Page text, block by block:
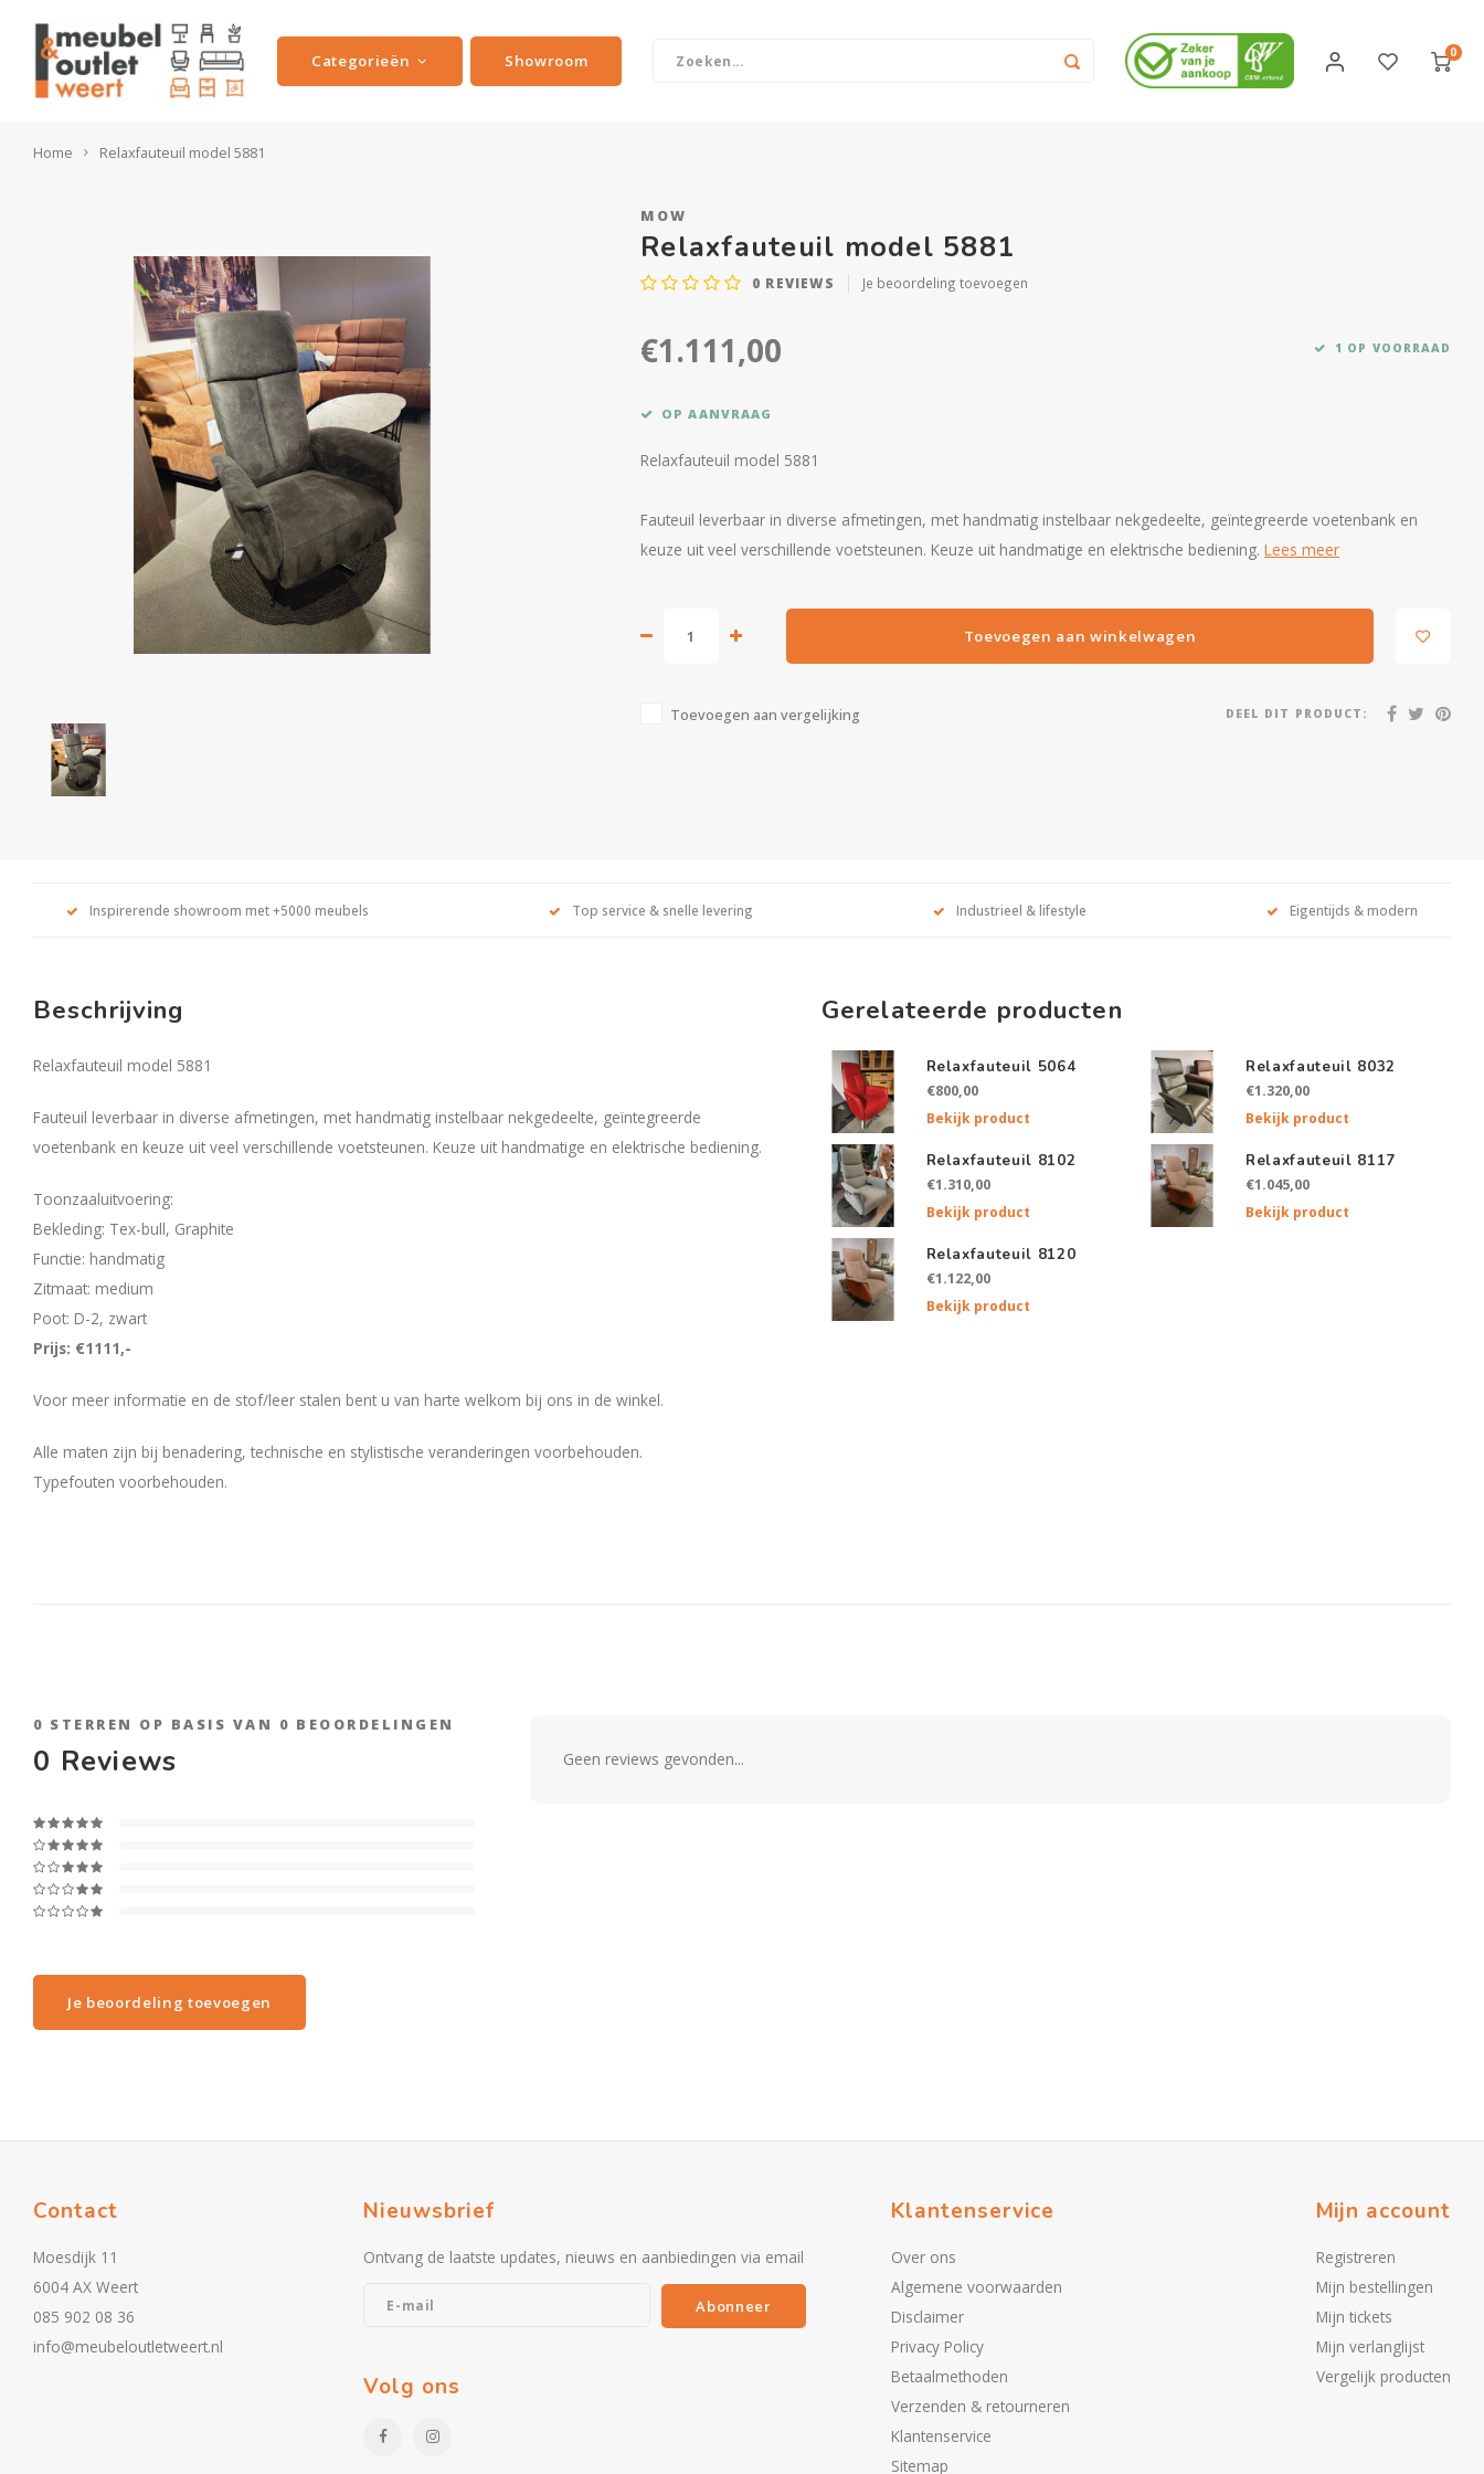
Categorieën Showroom 0
Home Relaxfauteuil model 5881
MOW
Relaxfauteuil model 5881
0 REVIEWS Je beoordeling toevoegen
€1.111,00 1 OP VOORRAAD
OP AANVRAAG
Relaxfauteuil model 5881
Fauteuil leverbaar in diverse afmetingen, met handmatig instelbaar nekgedeelte, geïntegreerde voetenbank en
keuze uit veel verschillende voetsteunen. Keuze uit handmatige en elektrische bediening. Lees meer
Toevoegen aan winkelwagen
Toevoegen aan vergelijking DEEL DIT PRODUCT:
Inspirerende showroom met +5000 meubels Top service & snelle levering Industrieel & lifestyle Eigentijds & modern
Beschrijving
Relaxfauteuil model 5881
Fauteuil leverbaar in diverse afmetingen, met handmatig instelbaar nekgedeelte, geïntegreerde
voetenbank en keuze uit veel verschillende voetsteunen. Keuze uit handmatige en elektrische bediening.
Toonzaaluitvoering:
Bekleding: Tex-bull, Graphite
Functie: handmatig
Zitmaat: medium
Poot: D-2, zwart
Prijs: €1111,-
Voor meer informatie en de stof/leer stalen bent u van harte welkom bij ons in de winkel.
Alle maten zijn bij benadering, technische en stylistische veranderingen voorbehouden.
Typefouten voorbehouden.
Gerelateerde producten
Relaxfauteuil 5064
€800,00
Bekijk product
Relaxfauteuil 8032
€1.320,00
Bekijk product
Relaxfauteuil 8102
€1.310,00
Bekijk product
Relaxfauteuil 8117
€1.045,00
Bekijk product
Relaxfauteuil 8120
€1.122,00
Bekijk product
0 STERREN OP BASIS VAN 0 BEOORDELINGEN
0 Reviews
Je beoordeling toevoegen
Geen reviews gevonden...
Contact
Moesdijk 11
6004 AX Weert
085 902 08 36
info@meubeloutletweert.nl
Nieuwsbrief
Ontvang de laatste updates, nieuws en aanbiedingen via email
Abonneer
Volg ons
Klantenservice
Over ons
Algemene voorwaarden
Disclaimer
Privacy Policy
Betaalmethoden
Verzenden & retourneren
Klantenservice
Sitemap
Mijn account
Registreren
Mijn bestellingen
Mijn tickets
Mijn verlanglijst
Vergelijk producten